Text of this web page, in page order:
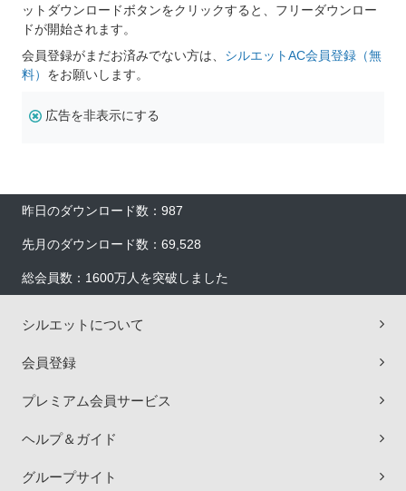
ットダウンロードボタンをクリックすると、フリーダウンロー
ドが開始されます。
会員登録がまだお済みでない方は、 シルエットAC会員登録（無
料） をお願いします。
広告を非表示にする
昨日のダウンロード数：987
先月のダウンロード数：69,528
総会員数：1600万人を突破しました
シルエットについて
会員登録
プレミアム会員サービス
ヘルプ＆ガイド
グループサイト